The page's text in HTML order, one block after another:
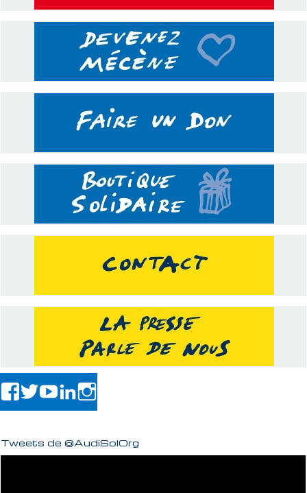
Tweets de @AudiSolOrg